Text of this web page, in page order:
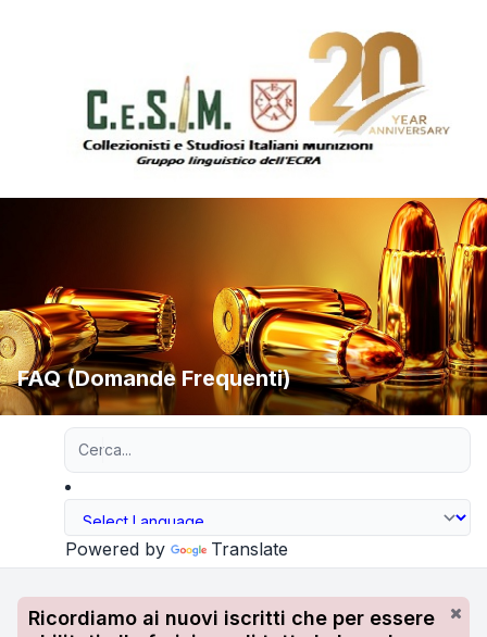
FAQ (Domande Frequenti)
Powered by Translate
Ricordiamo ai nuovi iscritti che per essere